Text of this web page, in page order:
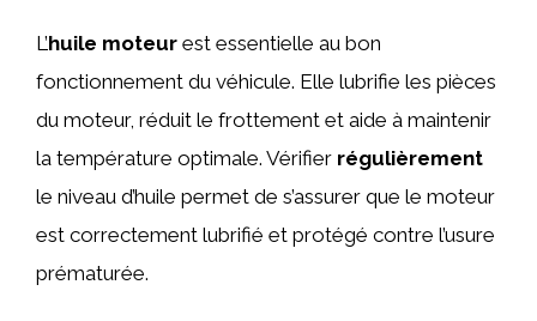
L’huile moteur est essentielle au bon
fonctionnement du véhicule. Elle lubrifie les pièces
du moteur, réduit le frottement et aide à maintenir
la température optimale. Vérifier régulièrement
le niveau d’huile permet de s’assurer que le moteur
est correctement lubrifié et protégé contre l’usure
prématurée.